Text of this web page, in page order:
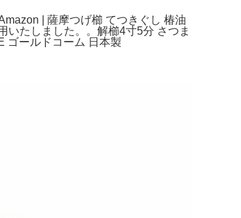
| 薩摩つげ櫛 てつきぐし 椿油
いたしました。。解櫛4寸5分 さつま
ゴールドコーム 日本製